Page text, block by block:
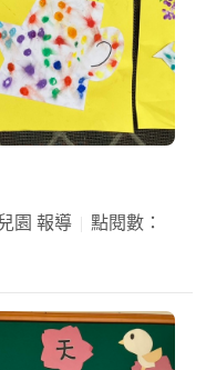
園 報導
點閱數：